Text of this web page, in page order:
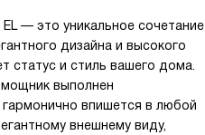
— это уникальное сочетание
дизайна и высокого
статус и стиль вашего дома.
выполнен
впишется в любой
внешнему виду,